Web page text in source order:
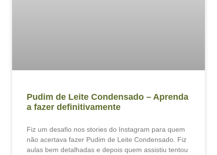
Pudim de Leite Condensado – Aprenda
a fazer definitivamente
Fiz um desafio nos stories do Instagram para quem
não acertava fazer Pudim de Leite Condensado. Fiz
aulas bem detalhadas e depois quem assistiu tentou